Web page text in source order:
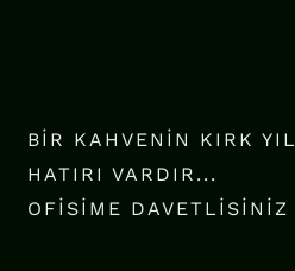
BIR KAHVENIN KIRK YIL
HATIRI VARDIR...
OFISIME DAVETLISINIZ